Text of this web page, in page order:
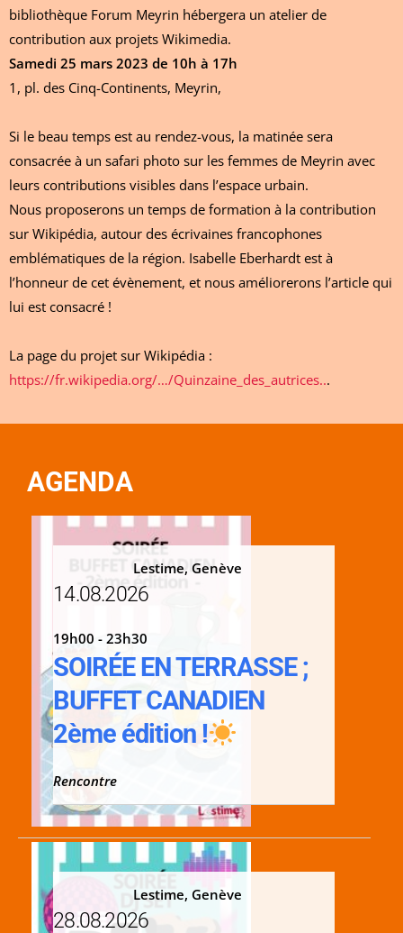
bibliothèque Forum Meyrin hébergera un atelier de
contribution aux projets Wikimedia.
Samedi 25 mars 2023 de 10h à 17h
1, pl. des Cinq-Continents, Meyrin,
Si le beau temps est au rendez-vous, la matinée sera
consacrée à un safari photo sur les femmes de Meyrin avec
leurs contributions visibles dans l’espace urbain.
Nous proposerons un temps de formation à la contribution
sur Wikipédia, autour des écrivaines francophones
emblématiques de la région. Isabelle Eberhardt est à
l’honneur de cet évènement, et nous améliorerons l’article qui
lui est consacré !
La page du projet sur Wikipédia :
https://fr.wikipedia.org/…/Quinzaine_des_autrices...
AGENDA
Lestime, Genève
14.08.2026
19h00 - 23h30
SOIRÉE EN TERRASSE ;
BUFFET CANADIEN
2ème édition !
Rencontre
Lestime, Genève
28.08.2026